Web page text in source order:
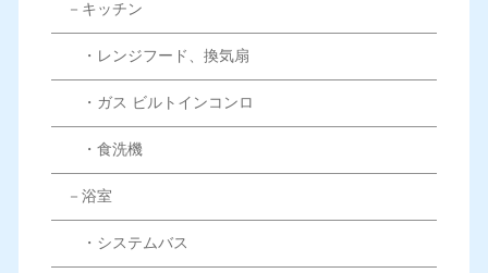
－キッチン
・レンジフード、換気扇
・ガス ビルトインコンロ
・食洗機
－浴室
・システムバス